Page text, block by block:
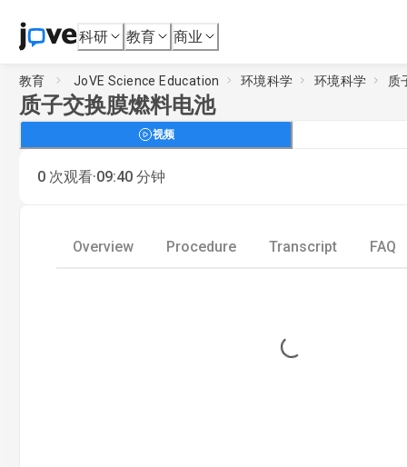
科研 教育 商业
教育 JoVE Science Education 环境科学 环境科学 质
质子交换膜燃料电池
视频
0 次观看·09:40 分钟
Overview Procedure Transcript FAQ
Loading...